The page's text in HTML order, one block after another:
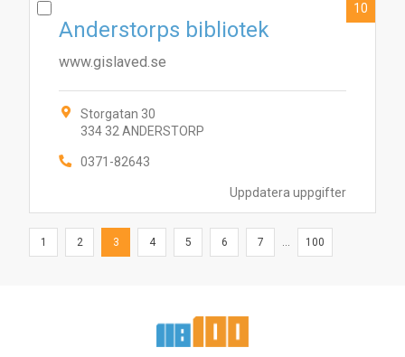
Uppdatera uppgifter
Anderstorps bibliotek
www.gislaved.se
Storgatan 30
334 32 ANDERSTORP
0371-82643
10
1 2 3 4 5 6 7 ... 100